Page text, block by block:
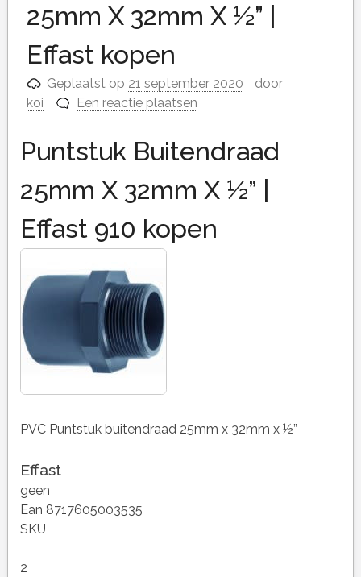
25mm X 32mm X ½” |
Effast kopen
Geplaatst op 21 september 2020
door
koi
Een reactie plaatsen
Puntstuk Buitendraad
25mm X 32mm X ½” |
Effast 910 kopen
PVC Puntstuk buitendraad 25mm x 32mm x ½”
Effast
geen
Ean 8717605003535
SKU
2